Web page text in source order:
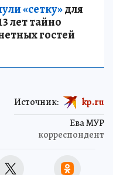
«сетку»для
лет тайно
гостей
Ева МУР
корреспондент
Источник: kp.ru